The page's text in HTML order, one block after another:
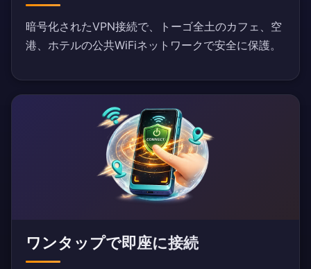
暗号化されたVPN接続で、トーゴ全土のカフェ、空
港、ホテルの公共WiFiネットワークで安全に保護。
ワンタップで即座に接続